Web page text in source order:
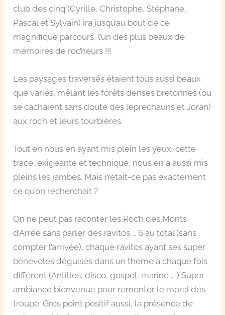
club des cinq (Cyrille, Christophe, Stéphane,
Pascal et Sylvain) ira jusqu’au bout de ce
magnifique parcours, l’un des plus beaux de
mémoires de roc’heurs !!!
Les paysages traversés étaient tous aussi beaux
que variés, mêlant les forêts denses bretonnes (ou
se cachaient sans doute des leprechauns et Joran)
aux roc’h et leurs tourbières.
Tout en nous en ayant mis plein les yeux, cette
trace, exigeante et technique, nous en a aussi mis
pleins les jambes. Mais n’était-ce pas exactement
ce qu’on recherchait ?
On ne peut pas raconter les Roc’h des Monts
d’Arrée sans parler des ravitos … 6 au total (sans
compter l’arrivée), chaque ravitos ayant ses super
bénévoles déguisés dans un thème à chaque fois
différent (Antilles, disco, gospel, marine … ) Super
ambiance bienvenue pour remonter le moral des
troupe. Gros point positif aussi, la présence de